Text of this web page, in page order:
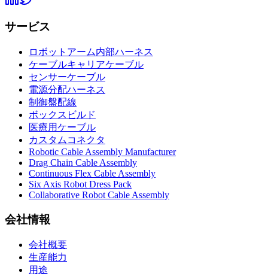
サービス
ロボットアーム内部ハーネス
ケーブルキャリアケーブル
センサーケーブル
電源分配ハーネス
制御盤配線
ボックスビルド
医療用ケーブル
カスタムコネクタ
Robotic Cable Assembly Manufacturer
Drag Chain Cable Assembly
Continuous Flex Cable Assembly
Six Axis Robot Dress Pack
Collaborative Robot Cable Assembly
会社情報
会社概要
生産能力
用途